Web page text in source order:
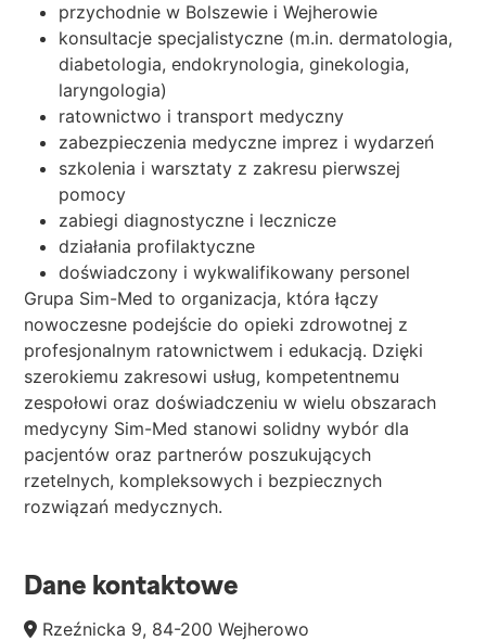
przychodnie w Bolszewie i Wejherowie
konsultacje specjalistyczne (m.in. dermatologia,
diabetologia, endokrynologia, ginekologia,
laryngologia)
ratownictwo i transport medyczny
zabezpieczenia medyczne imprez i wydarzeń
szkolenia i warsztaty z zakresu pierwszej
pomocy
zabiegi diagnostyczne i lecznicze
działania profilaktyczne
doświadczony i wykwalifikowany personel
Grupa Sim-Med to organizacja, która łączy
nowoczesne podejście do opieki zdrowotnej z
profesjonalnym ratownictwem i edukacją. Dzięki
szerokiemu zakresowi usług, kompetentnemu
zespołowi oraz doświadczeniu w wielu obszarach
medycyny Sim-Med stanowi solidny wybór dla
pacjentów oraz partnerów poszukujących
rzetelnych, kompleksowych i bezpiecznych
rozwiązań medycznych.
Dane kontaktowe
Rzeźnicka 9, 84-200 Wejherowo